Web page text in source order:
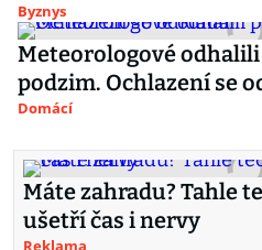
Byznys
Meteorologové
podzim. Ochlazení se
Domácí
Máte zahradu? Tahle
ušetří čas i nervy
Reklama